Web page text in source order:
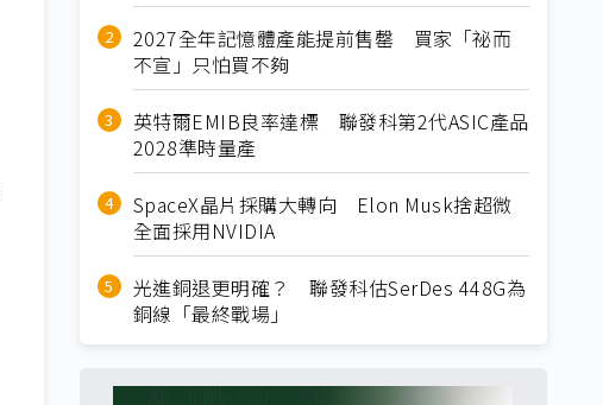
2027全年記憶體產能提前售罄 買家「祕而
不宣」只怕買不夠
英特爾EMIB良率達標 聯發科第2代ASIC產品
2028準時量產
SpaceX晶片採購大轉向 Elon Musk捨超微
全面採用NVIDIA
光進銅退更明確？ 聯發科估SerDes 448G為
銅線「最終戰場」